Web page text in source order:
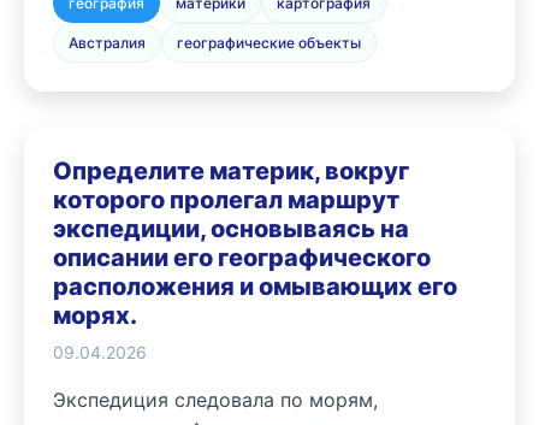
Австралия географические объекты
Определите материк, вокруг
которого пролегал маршрут
экспедиции, основываясь на
описании его географического
расположения и омывающих его
морях.
09.04.2026
Экспедиция следовала по морям,